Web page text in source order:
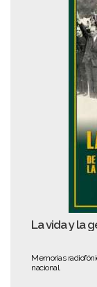
La vida y la
Memorias
nacional.